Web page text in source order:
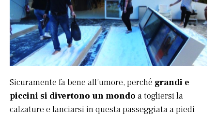
Sicuramente fa bene all’umore, perché grandi e
piccini si divertono un mondo a togliersi la
calzature e lanciarsi in questa passeggiata a piedi